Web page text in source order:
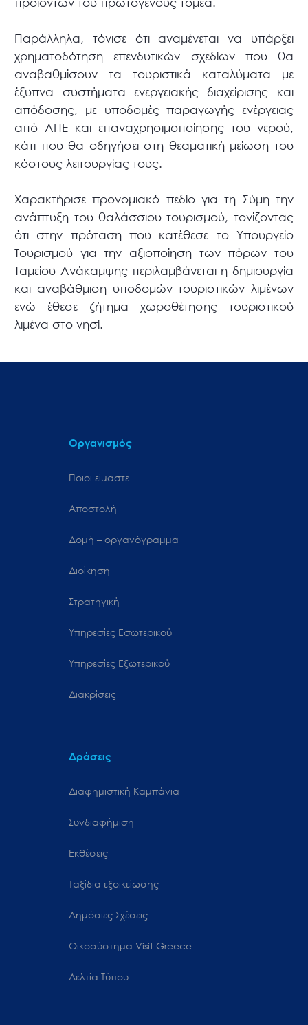
Παράλληλα, τόνισε ότι αναμένεται να υπάρξει
χρηματοδότηση επενδυτικών σχεδίων που θα
αναβαθμίσουν τα τουριστικά καταλύματα με
έξυπνα συστήματα ενεργειακής διαχείρισης και
απόδοσης, με υποδομές παραγωγής ενέργειας
από ΑΠΕ και επαναχρησιμοποίησης του νερού,
κάτι που θα οδηγήσει στη θεαματική μείωση του
κόστους λειτουργίας τους.
Χαρακτήρισε προνομιακό πεδίο για τη Σύμη την
ανάπτυξη του θαλάσσιου τουρισμού, τονίζοντας
ότι στην πρόταση που κατέθεσε το Υπουργείο
Τουρισμού για την αξιοποίηση των πόρων του
Ταμείου Ανάκαμψης περιλαμβάνεται η δημιουργία
και αναβάθμιση υποδομών τουριστικών λιμένων
ενώ έθεσε ζήτημα χωροθέτησης τουριστικού
λιμένα στο νησί.
Οργανισμός
Ποιοι είμαστε
Αποστολή
Δομή – οργανόγραμμα
Διοίκηση
Στρατηγική
Υπηρεσίες Εσωτερικού
Υπηρεσίες Εξωτερικού
Διακρίσεις
Δράσεις
Διαφημιστική Καμπάνια
Συνδιαφήμιση
Εκθέσεις
Ταξίδια εξοικείωσης
Δημόσιες Σχέσεις
Oικοσύστημα Visit Greece
Δελτία Τύπου